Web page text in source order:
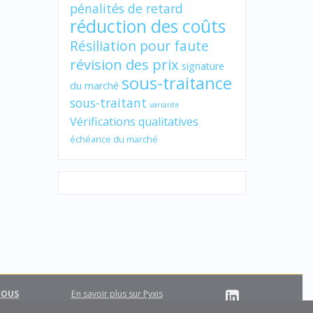
pénalités de retard
réduction des coûts
Résiliation pour faute
révision des prix signature
du marché sous-traitance
sous-traitant variante
Vérifications qualitatives
échéance du marché
En savoir plus sur Pyxis